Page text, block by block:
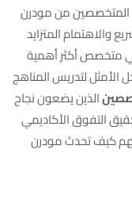
المتخصصين من مودرن
والاهتمام المتزايد
متخصص أكثر أهمية
الأمثل لتدريس المناهج
الذين يضعون نجاح
التفوق الأكاديمي
كيف تحدث مودرن